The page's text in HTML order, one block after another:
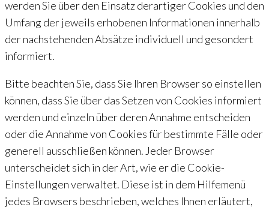
werden Sie über den Einsatz derartiger Cookies und den
Umfang der jeweils erhobenen Informationen innerhalb
der nachstehenden Absätze individuell und gesondert
informiert.
Bitte beachten Sie, dass Sie Ihren Browser so einstellen
können, dass Sie über das Setzen von Cookies informiert
werden und einzeln über deren Annahme entscheiden
oder die Annahme von Cookies für bestimmte Fälle oder
generell ausschließen können. Jeder Browser
unterscheidet sich in der Art, wie er die Cookie-
Einstellungen verwaltet. Diese ist in dem Hilfemenü
jedes Browsers beschrieben, welches Ihnen erläutert,